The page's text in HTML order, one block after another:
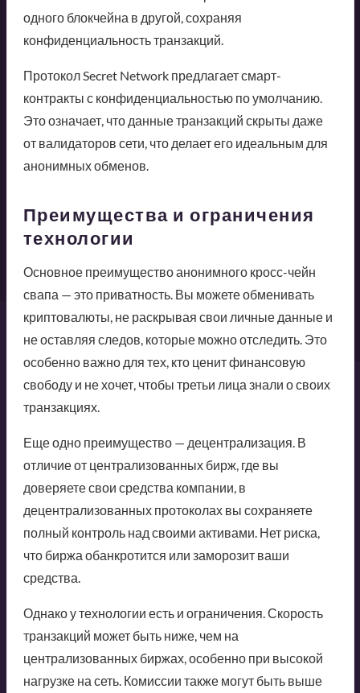
одного блокчейна в другой, сохраняя
конфиденциальность транзакций.
Протокол Secret Network предлагает смарт-
контракты с конфиденциальностью по умолчанию.
Это означает, что данные транзакций скрыты даже
от валидаторов сети, что делает его идеальным для
анонимных обменов.
Преимущества и ограничения
технологии
Основное преимущество анонимного кросс-чейн
свапа — это приватность. Вы можете обменивать
криптовалюты, не раскрывая свои личные данные и
не оставляя следов, которые можно отследить. Это
особенно важно для тех, кто ценит финансовую
свободу и не хочет, чтобы третьи лица знали о своих
транзакциях.
Еще одно преимущество — децентрализация. В
отличие от централизованных бирж, где вы
доверяете свои средства компании, в
децентрализованных протоколах вы сохраняете
полный контроль над своими активами. Нет риска,
что биржа обанкротится или заморозит ваши
средства.
Однако у технологии есть и ограничения. Скорость
транзакций может быть ниже, чем на
централизованных биржах, особенно при высокой
нагрузке на сеть. Комиссии также могут быть выше